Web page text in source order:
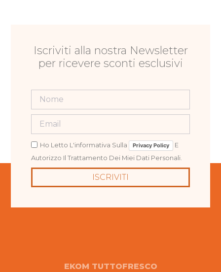
Iscriviti alla nostra Newsletter
per ricevere sconti esclusivi
Ho Letto L'informativa Sulla Privacy Policy
E
Autorizzo Il Trattamento Dei Miei Dati Personali.
ISCRIVITI
EKOM TUTTOFRESCO